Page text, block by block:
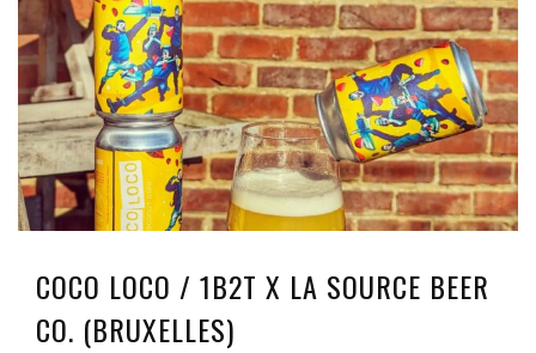
COCO LOCO / 1B2T X LA SOURCE BEER
CO. (BRUXELLES)